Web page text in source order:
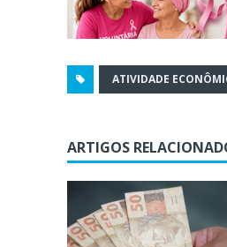
ATIVIDADE
ARTIGOS